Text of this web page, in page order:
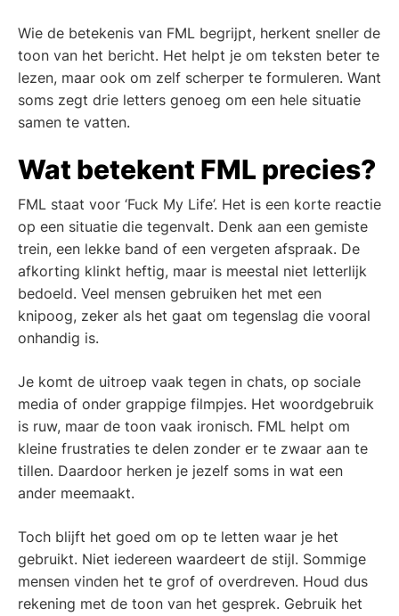
Wie de betekenis van FML begrijpt, herkent sneller de
toon van het bericht. Het helpt je om teksten beter te
lezen, maar ook om zelf scherper te formuleren. Want
soms zegt drie letters genoeg om een hele situatie
samen te vatten.
Wat betekent FML precies?
FML staat voor ‘Fuck My Life’. Het is een korte reactie
op een situatie die tegenvalt. Denk aan een gemiste
trein, een lekke band of een vergeten afspraak. De
afkorting klinkt heftig, maar is meestal niet letterlijk
bedoeld. Veel mensen gebruiken het met een
knipoog, zeker als het gaat om tegenslag die vooral
onhandig is.
Je komt de uitroep vaak tegen in chats, op sociale
media of onder grappige filmpjes. Het woordgebruik
is ruw, maar de toon vaak ironisch. FML helpt om
kleine frustraties te delen zonder er te zwaar aan te
tillen. Daardoor herken je jezelf soms in wat een
ander meemaakt.
Toch blijft het goed om op te letten waar je het
gebruikt. Niet iedereen waardeert de stijl. Sommige
mensen vinden het te grof of overdreven. Houd dus
rekening met de toon van het gesprek. Gebruik het